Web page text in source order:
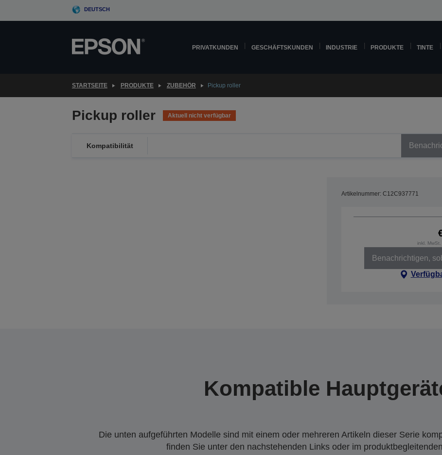
DEUTSCH
PRIVATKUNDEN GESCHÄFTSKUNDEN INDUSTRIE PRODUKTE TINTE
STARTSEITE PRODUKTE ZUBEHÖR Pickup roller
Pickup roller Aktuell nicht verfügbar
Kompatibilität
Artikelnummer: C12C937771
inkl.
Benachrichtigen,
Kompatible
Die unten aufgeführten Modelle sind mit einem oder mehreren Artikeln dieser Serie
finden Sie unter den nachstehenden Links oder im